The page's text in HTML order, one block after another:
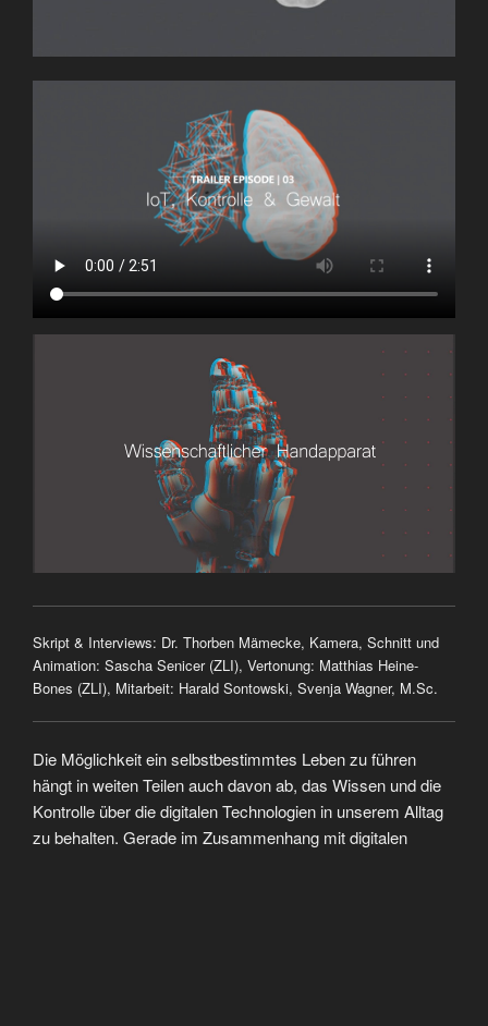
Skript & Interviews: Dr. Thorben Mämecke, Kamera, Schnitt und
Animation: Sascha Senicer (ZLI), Vertonung: Matthias Heine-
Bones (ZLI), Mitarbeit: Harald Sontowski, Svenja Wagner, M.Sc.
Die Möglichkeit ein selbstbestimmtes Leben zu führen
hängt in weiten Teilen auch davon ab, das Wissen und die
Kontrolle über die digitalen Technologien in unserem Alltag
zu behalten. Gerade im Zusammenhang mit digitalen